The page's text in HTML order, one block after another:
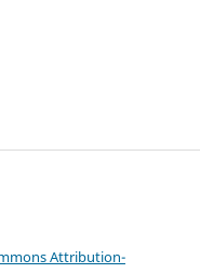
Attribution-